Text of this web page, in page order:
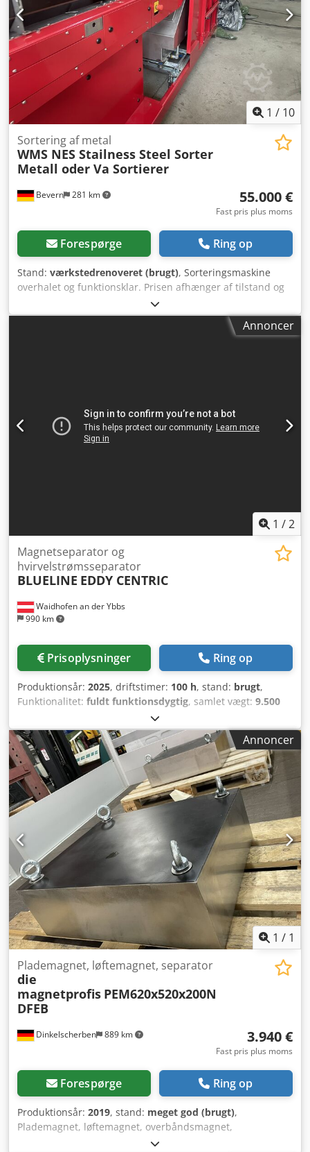
1 / 10
Bevern 281 km
Sortering af metal
WMS NES Stailness Steel Sorter
Metall oder Va Sortierer
55.000 €
Fast pris plus moms
Forespørge Ring op
Stand: værkstedrenoveret (brugt), Sorteringsmaskine
overhalet og funktionsklar. Prisen afhænger af tilstand og
udstyr, software og hardware (årgang 2008 - 2014). Du er
velkommen til at medbringe materiale til prøvesortering.
Maskinerne er velegnede til slagge, shredderrester,Annoncer
1 /2
Waidhofen an der Ybbs
990 km
Magnetseparator og
hvirvelstrømsseparator
BLUELINE EDDY CENTRIC
Prisoplysninger Ring op
Produktionsår: 2025, driftstimer: 100 h, stand: brugt,
Funktionalitet: fuldt funktionsdygtig, samlet vægt: 9.500
6.050 mm, samlet bredde:
total højde:2.700 mm, maskine/køretøjsnummer:B0403,
EDDY CENTRIC kombinerer en separator til jernholdige og
ikke-jernholdige metaller og tilbyder en effektiv og kompakt
metode til at adskille metaller fra et materiale, selv ved de
højeste gennemstrømningshastigheder. En kombination af
en robust og kraftfuld tromlemagnetseparator til
adskillelse af jernholdige metaller (søm, skruer osv.) og en
centrifugel virvelstrømsseparator til adskillelse af ikke-
jernholdige metaller (aluminium, kobber, messing osv.) gør
det muligt at opnå tre salgbare fraktioner i et enkelt
behandlingsskridt. Denne modul er en del af vores
udlejningspark. Dwjdpfozfy R Dex Agxoa
Annoncer
1 / 1
Dinkelscherben 889 km
Plademagnet, løftemagnet, separator
die
magnetprofis PEM620x520x200N
DFEB
3.940 €
Fast pris plus moms
Forespørge Ring op
Produktionsår: 2019, stand: meget god (brugt),
Plademagnet, løftemagnet, overbåndsmagnet,
"politimagnet", magnetfilter, magnetseparator